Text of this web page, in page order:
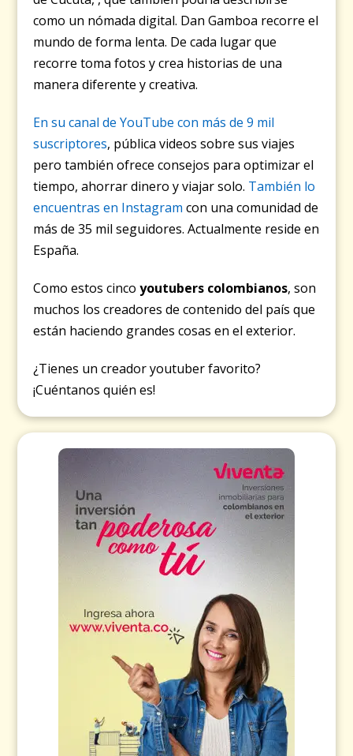
como un nómada digital. Dan Gamboa recorre el
mundo de forma lenta. De cada lugar que
recorre toma fotos y crea historias de una
manera diferente y creativa.
En su canal de YouTube con más de 9 mil
suscriptores, pública videos sobre sus viajes
pero también ofrece consejos para optimizar el
tiempo, ahorrar dinero y viajar solo. También lo
encuentras en Instagram con una comunidad de
más de 35 mil seguidores. Actualmente reside en
España.
Como estos cinco youtubers colombianos, son
muchos los creadores de contenido del país que
están haciendo grandes cosas en el exterior.
¿Tienes un creador youtuber favorito?
¡Cuéntanos quién es!